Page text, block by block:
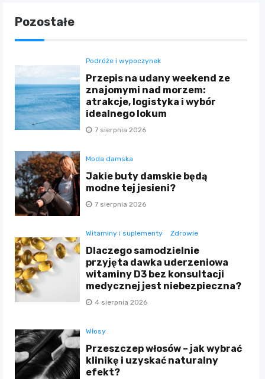
Pozostałe
Podróże i wypoczynek
Przepis na udany weekend ze
znajomymi nad morzem:
atrakcje, logistyka i wybór
idealnego lokum
7 sierpnia 2026
Moda damska
Jakie buty damskie będą
modne tej jesieni?
7 sierpnia 2026
Witaminy i suplementy Zdrowie
Dlaczego samodzielnie
przyjęta dawka uderzeniowa
witaminy D3 bez konsultacji
medycznej jest niebezpieczna?
4 sierpnia 2026
Włosy
Przeszczep włosów – jak wybrać
klinikę i uzyskać naturalny
efekt?